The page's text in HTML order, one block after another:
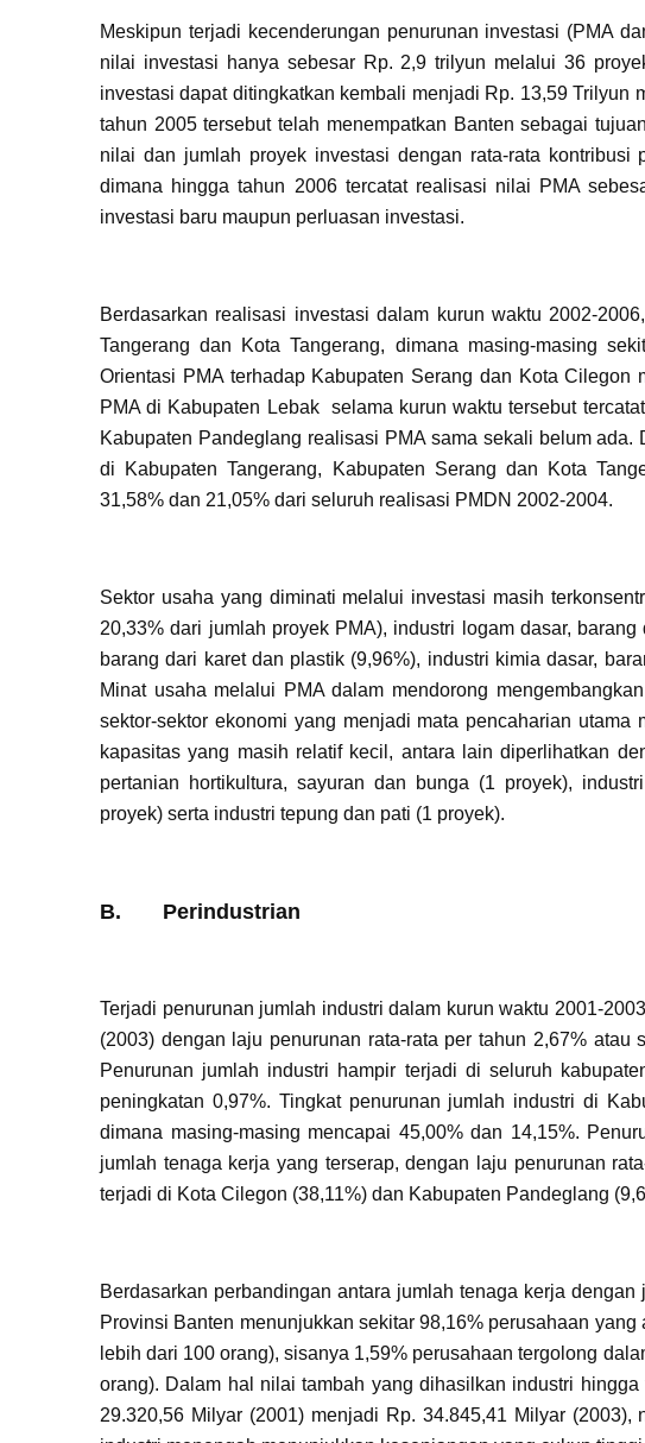
Meskipun terjadi kecenderungan penurunan investasi (PMA
nilai investasi hanya sebesar Rp. 2,9 trilyun melalui 36
investasi dapat ditingkatkan kembali menjadi Rp. 13,59
tahun 2005 tersebut telah menempatkan Banten sebagai
nilai dan jumlah proyek investasi dengan rata-rata
dimana hingga tahun 2006 tercatat realisasi nilai PMA
investasi baru maupun perluasan investasi.
Berdasarkan realisasi investasi dalam kurun waktu 2002-
Tangerang dan Kota Tangerang, dimana masing-masing
Orientasi PMA terhadap Kabupaten Serang dan Kota
PMA di Kabupaten Lebak selama kurun waktu tersebut
Kabupaten Pandeglang realisasi PMA sama sekali belum
di Kabupaten Tangerang, Kabupaten Serang dan Kota
31,58% dan 21,05% dari seluruh realisasi PMDN 2002-2004.
Sektor usaha yang diminati melalui investasi masih
20,33% dari jumlah proyek PMA), industri logam dasar,
barang dari karet dan plastik (9,96%), industri kimia dasar,
Minat usaha melalui PMA dalam mendorong
sektor-sektor ekonomi yang menjadi mata pencaharian
kapasitas yang masih relatif kecil, antara lain diperlihatkan
pertanian hortikultura, sayuran dan bunga (1 proyek),
proyek) serta industri tepung dan pati (1 proyek).
B. Perindustrian
Terjadi penurunan jumlah industri dalam kurun waktu 2001-
(2003) dengan laju penurunan rata-rata per tahun 2,67%
Penurunan jumlah industri hampir terjadi di seluruh
peningkatan 0,97%. Tingkat penurunan jumlah industri di
dimana masing-masing mencapai 45,00% dan 14,15%.
jumlah tenaga kerja yang terserap, dengan laju penurunan
terjadi di Kota Cilegon (38,11%) dan Kabupaten Pandeglang
Berdasarkan perbandingan antara jumlah tenaga kerja
Provinsi Banten menunjukkan sekitar 98,16% perusahaan
lebih dari 100 orang), sisanya 1,59% perusahaan tergolong
orang). Dalam hal nilai tambah yang dihasilkan industri
29.320,56 Milyar (2001) menjadi Rp. 34.845,41 Milyar